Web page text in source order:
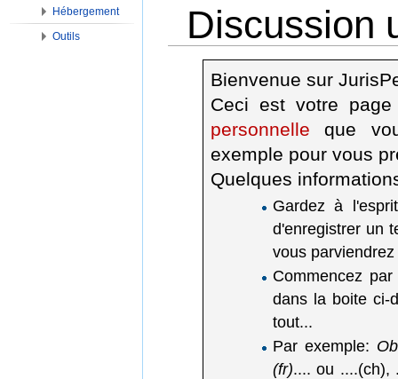
Discussion
Bienvenue sur
Ceci est votre
personnelle que
exemple pour vous
Quelques
Gardez à
d'enregistrer un
vous
Commencez
dans la boite ci-
tout...
Par exemple:
(fr).... ou ....(ch),
Hébergement
Outils